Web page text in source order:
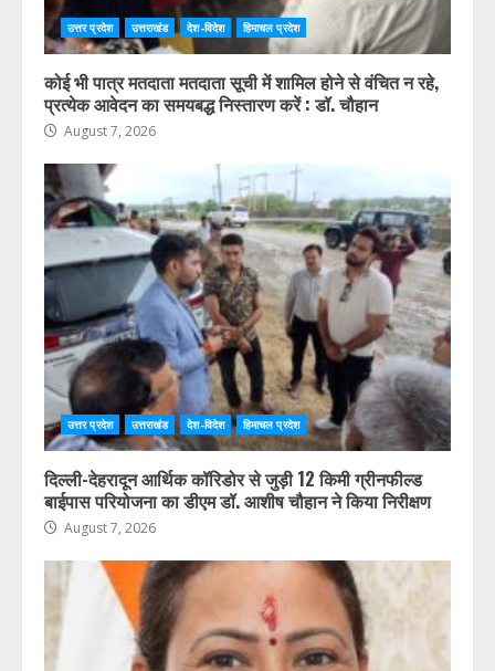
उत्तर प्रदेश उत्तराखंड देश-विदेश हिमाचल प्रदेश
कोई भी पात्र मतदाता मतदाता सूची में शामिल होने से वंचित न रहे,
प्रत्येक आवेदन का समयबद्ध निस्तारण करें : डॉ. चौहान
August 7, 2026
उत्तर प्रदेश उत्तराखंड देश-विदेश हिमाचल प्रदेश
दिल्ली-देहरादून आर्थिक कॉरिडोर से जुड़ी 12 किमी ग्रीनफील्ड
बाईपास परियोजना का डीएम डॉ. आशीष चौहान ने किया निरीक्षण
August 7, 2026